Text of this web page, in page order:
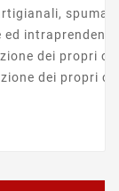
dei propri
dei propri